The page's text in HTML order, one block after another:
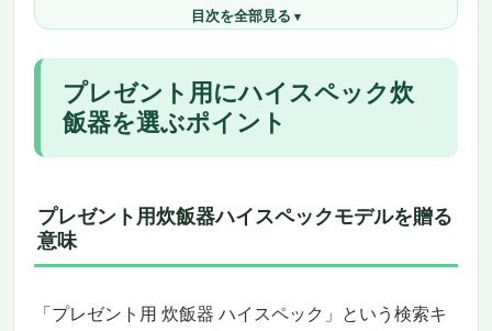
【老若男女】ギフトに最適な炊飯器おすすめ22選
ル 5.5合（黒）
「プレゼント用 炊飯器 ハイスペック」を探
しているあなたに捧ぐ
スペック
今買わなければ確実に損する理由
技AI ダイヤモンド竈釜」SR-X910D-K
目次を全部見る
プレゼント用にハイスペック炊
飯器を選ぶポイント
プレゼント用炊飯器ハイスペックモデルを贈る
意味
「プレゼント用 炊飯器 ハイスペック」という検索キ